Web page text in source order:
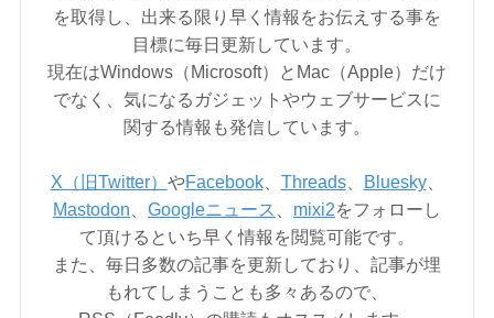
を取得し、出来る限り早く情報をお伝えする事を
目標に毎日更新しています。
現在はWindows（Microsoft）とMac（Apple）だけ
でなく、気になるガジェットやウェブサービスに
関する情報も発信しています。
X（旧Twitter） やFacebook、 Threads、 Bluesky、
Mastodon
Googleニュース mixi2をフォローし
て頂けるといち早く情報を閲覧可能です。
また、毎日多数の記事を更新しており、記事が埋
もれてしまうことも多々あるので、